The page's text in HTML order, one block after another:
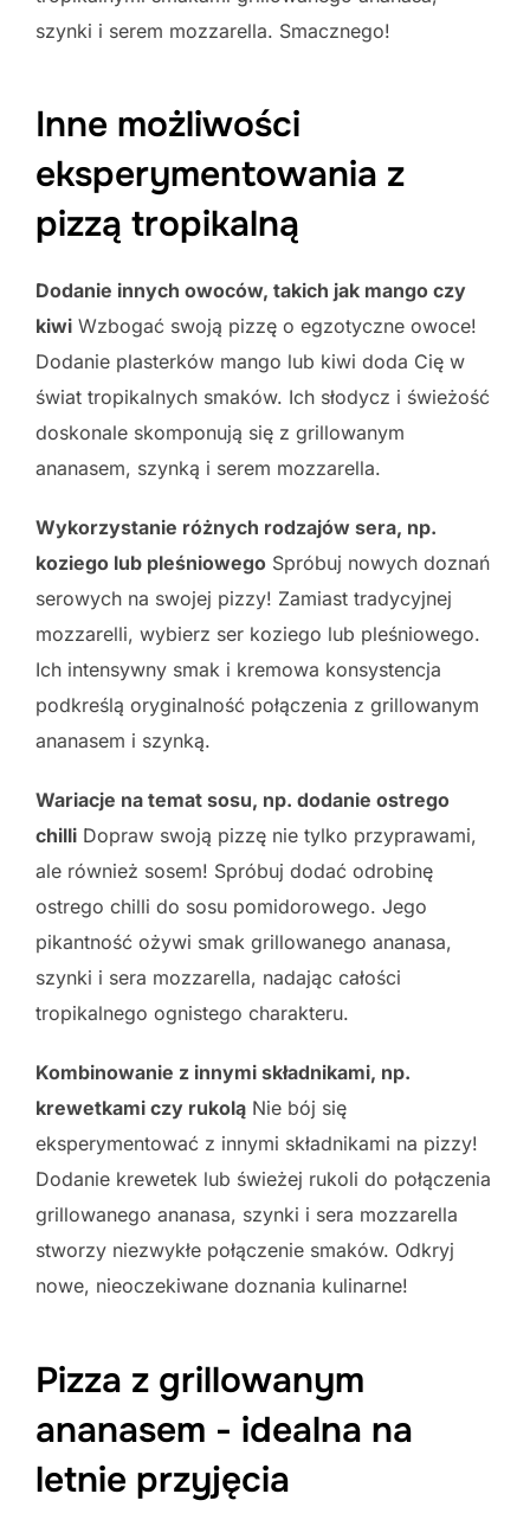
szynki i serem mozzarella. Smacznego!
Inne możliwości
eksperymentowania z
pizzą tropikalną
Dodanie innych owoców, takich jak mango czy
kiwi Wzbogać swoją pizzę o egzotyczne owoce!
Dodanie plasterków mango lub kiwi doda Cię w
świat tropikalnych smaków. Ich słodycz i świeżość
doskonale skomponują się z grillowanym
ananasem, szynką i serem mozzarella.
Wykorzystanie różnych rodzajów sera, np.
koziego lub pleśniowego Spróbuj nowych doznań
serowych na swojej pizzy! Zamiast tradycyjnej
mozzarelli, wybierz ser koziego lub pleśniowego.
Ich intensywny smak i kremowa konsystencja
podkreślą oryginalność połączenia z grillowanym
ananasem i szynką.
Wariacje na temat sosu, np. dodanie ostrego
chilli Dopraw swoją pizzę nie tylko przyprawami,
ale również sosem! Spróbuj dodać odrobinę
ostrego chilli do sosu pomidorowego. Jego
pikantność ożywi smak grillowanego ananasa,
szynki i sera mozzarella, nadając całości
tropikalnego ognistego charakteru.
Kombinowanie z innymi składnikami, np.
krewetkami czy rukolą Nie bój się
eksperymentować z innymi składnikami na pizzy!
Dodanie krewetek lub świeżej rukoli do połączenia
grillowanego ananasa, szynki i sera mozzarella
stworzy niezwykłe połączenie smaków. Odkryj
nowe, nieoczekiwane doznania kulinarne!
Pizza z grillowanym
ananasem - idealna na
letnie przyjęcia